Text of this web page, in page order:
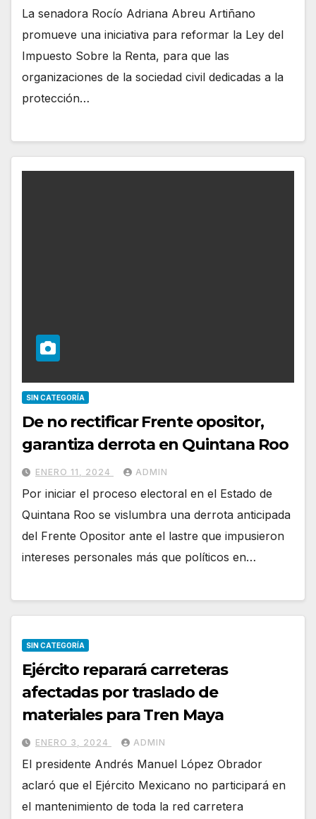
La senadora Rocío Adriana Abreu Artiñano
promueve una iniciativa para reformar la Ley del
Impuesto Sobre la Renta, para que las
organizaciones de la sociedad civil dedicadas a la
protección…
SIN CATEGORÍA
De no rectificar Frente opositor,
garantiza derrota en Quintana Roo
ENERO 11, 2024 ADMIN
Por iniciar el proceso electoral en el Estado de
Quintana Roo se vislumbra una derrota anticipada
del Frente Opositor ante el lastre que impusieron
intereses personales más que políticos en…
SIN CATEGORÍA
Ejército reparará carreteras
afectadas por traslado de
materiales para Tren Maya
ENERO 3, 2024 ADMIN
El presidente Andrés Manuel López Obrador
aclaró que el Ejército Mexicano no participará en
el mantenimiento de toda la red carretera